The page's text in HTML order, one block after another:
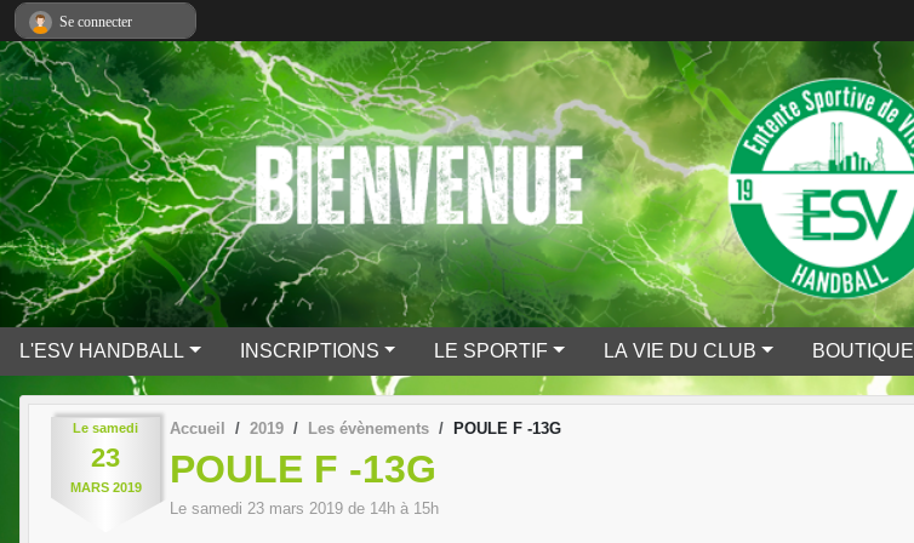
L'ESV HANDBALL INSCRIPTIONS LE SPORTIF LA VIE DU CLUB BOUTIQUE
Le samedi
23
MARS 2019
Accueil 2019 Les évènements POULE F -13G
POULE F -13G
Le samedi 23 mars 2019 de 14h à 15h
Se connecter
Panneau de gestion des cookies